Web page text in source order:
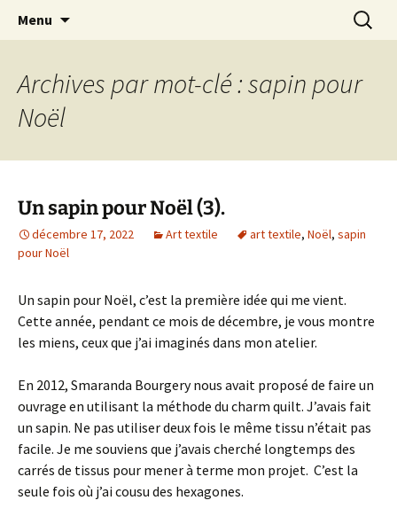
filsetcrayons
Le blog de Sophie A
Menu
Archives par mot-clé : sapin pour
Noël
Un sapin pour Noël (3).
décembre 17, 2022 Art textile art textile, Noël, sapin
pour Noël
Un sapin pour Noël, c’est la première idée qui me vient.
Cette année, pendant ce mois de décembre, je vous montre
les miens, ceux que j’ai imaginés dans mon atelier.
En 2012, Smaranda Bourgery nous avait proposé de faire un
ouvrage en utilisant la méthode du charm quilt. J’avais fait
un sapin. Ne pas utiliser deux fois le même tissu n’était pas
facile. Je me souviens que j’avais cherché longtemps des
carrés de tissus pour mener à terme mon projet. C’est la
seule fois où j’ai cousu des hexagones.